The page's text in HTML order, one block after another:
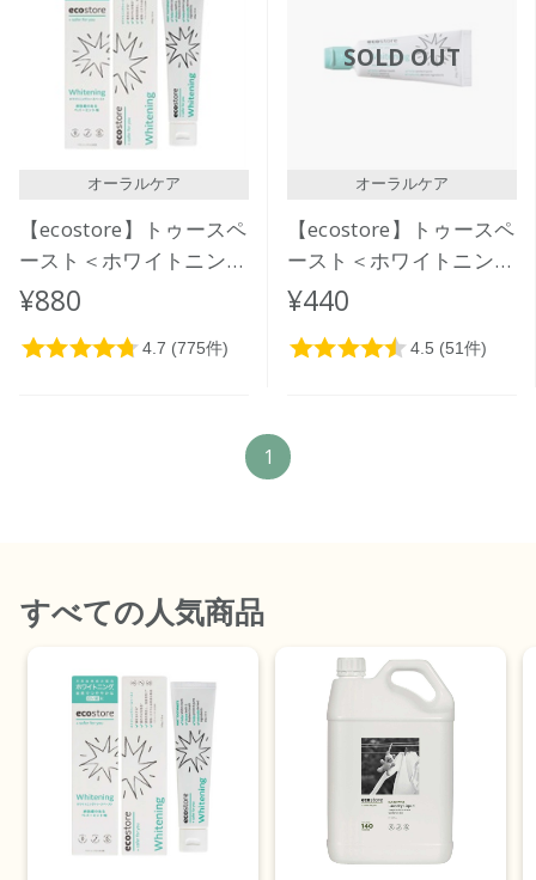
オーラルケア
【ecostore】トゥースペ
ースト＜ホワイトニング
＞ 100g
¥880
SOLD OUT
オーラルケア
【ecostore】トゥースペ
ースト＜ホワイトニング
＞20g
¥440
1
すべての人気商品